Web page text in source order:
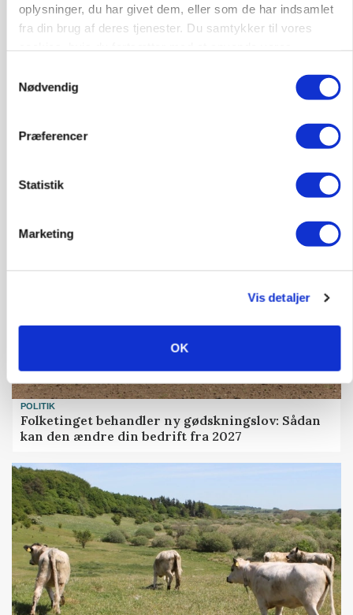
oplysninger, du har givet dem, eller som de har indsamlet
fra din brug af deres tjenester. Du samtykker til vores
Nødvendig
Præferencer
Statistik
Marketing
Vis detaljer
OK
marked for biokul
Annonce
POLITIK
»Nu stopper I«: Landbrugsdebattør og
gødskningslov
POLITIK
Folketinget behandler ny gødskningslov: Sådan
kan den ændre din bedrift fra 2027